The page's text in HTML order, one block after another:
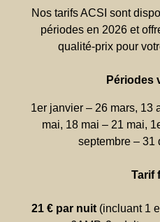
Nos tarifs ACSI sont
périodes en 2026 et
qualité-prix pour
Périodes
1er janvier – 26 mars, 13
mai, 18 mai – 21 mai,
septembre – 31
Tarif
21 € par nuit (incluant 1